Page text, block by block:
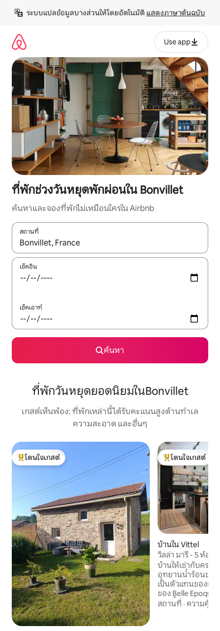
เนื้อหา
ระบบแปลข้อมูลบางส่วนให้โดยอัตโนมัติ แสดงภาษาต้นฉบับ
Use app
ที่พักช่วงวันหยุดพักผ่อนใน Bonvillet
ค้นหาและจองที่พักไม่เหมือนใครใน Airbnb
สถานที่
ใช้ลูกศรขึ้นลง หรือใช้การสัมผัสหรือปัด เพื่อสำรวจผลการค้นหา
เช็คอิน
เช็คเอาท์
ค้นหา
ที่พักวันหยุดยอดนิยมในBonvillet
เกสต์เห็นพ้อง: ที่พักเหล่านี้ได้รับคะแนนสูงด้านทำเล
ความสะอาด และอื่นๆ
โดนใจเกสต์ที่สุด
โดนใจเกสต์
โดนใจเกสต์ที่สุด
โดนใจเกสต์
บ้านใน Vittel
วิลล่า มารี - 5 ห้อง
บ้านให้เช่ากับครอ
อุทยานน้ำร้อนของวิตเตล
เป็นตัวแทนของเส
ของ Belle
แห่งนี้ (ISMH) สร้า
สถานที่ · ความคุ้ม